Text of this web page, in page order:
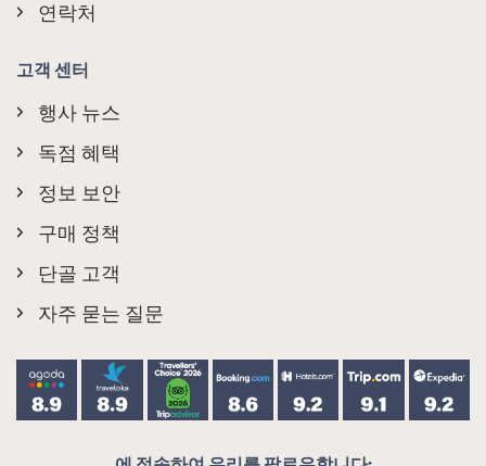
연락처
고객 센터
행사 뉴스
독점 혜택
정보 보안
구매 정책
단골 고객
자주 묻는 질문